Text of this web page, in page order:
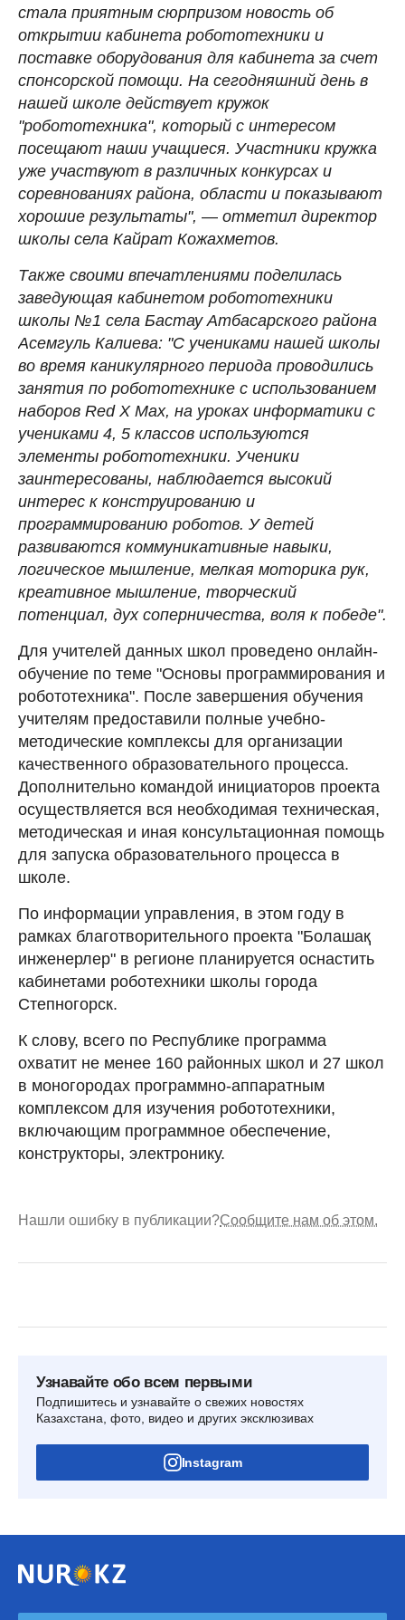
стала приятным сюрпризом новость об
открытии кабинета робототехники и
поставке оборудования для кабинета за счет
спонсорской помощи. На сегодняшний день в
нашей школе действует кружок
"робототехника", который с интересом
посещают наши учащиеся. Участники кружка
уже участвуют в различных конкурсах и
соревнованиях района, области и показывают
хорошие результаты", — отметил директор
школы села Кайрат Кожахметов.
Также своими впечатлениями поделилась
заведующая кабинетом робототехники
школы №1 села Бастау Атбасарского района
Асемгуль Калиева: "С учениками нашей школы
во время каникулярного периода проводились
занятия по робототехнике с использованием
наборов Red X Max, на уроках информатики с
учениками 4, 5 классов используются
элементы робототехники. Ученики
заинтересованы, наблюдается высокий
интерес к конструированию и
программированию роботов. У детей
развиваются коммуникативные навыки,
логическое мышление, мелкая моторика рук,
креативное мышление, творческий
потенциал, дух соперничества, воля к победе".
Для учителей данных школ проведено онлайн-
обучение по теме "Основы программирования и
робототехника". После завершения обучения
учителям предоставили полные учебно-
методические комплексы для организации
качественного образовательного процесса.
Дополнительно командой инициаторов проекта
осуществляется вся необходимая техническая,
методическая и иная консультационная помощь
для запуска образовательного процесса в
школе.
По информации управления, в этом году в
рамках благотворительного проекта "Болашақ
инженерлер" в регионе планируется оснастить
кабинетами роботехники школы города
Степногорск.
К слову, всего по Республике программа
охватит не менее 160 районных школ и 27 школ
в моногородах программно-аппаратным
комплексом для изучения робототехники,
включающим программное обеспечение,
конструкторы, электронику.
Нашли ошибку в публикации?Сообщите нам об этом.
Узнавайте обо всем первыми
Подпишитесь и узнавайте о свежих новостях
Казахстана, фото, видео и других эксклюзивах
Instagram